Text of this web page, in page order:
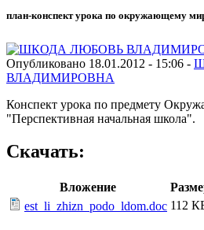
план-конспект урока по окружающему
Опубликовано 18.01.2012 - 15:06 -
ВЛАДИМИРОВНА
Конспект урока по предмету
"Перспективная начальная школа".
Скачать:
Вложение
est_li_zhizn_podo_ldom.doc 112